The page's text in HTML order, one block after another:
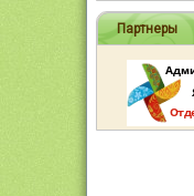
Партнеры